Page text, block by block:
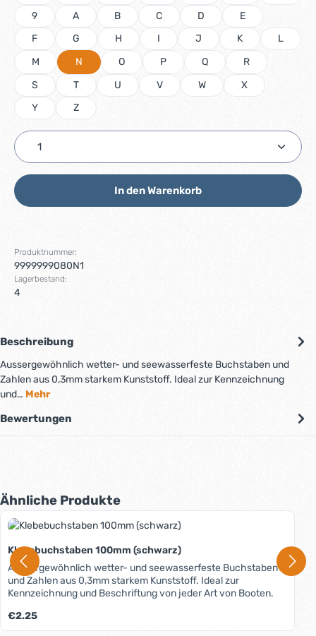
9
A B C D
E
F
G H I J K
L
M
N O P Q
R
S
T U V W
X
Y
Z
Produkt Anzahl: Gib den gewünschten Wert ein
In den Warenkorb
Produktnummer:
9999999080N1
Lagerbestand:
4
Beschreibung
Aussergewöhnlich wetter- und seewasserfeste Buchstaben und
Zahlen aus 0,3mm starkem Kunststoff. Ideal zur Kennzeichnung
und… Mehr
Bewertungen
Produktgalerie überspringen
Ähnliche Produkte
Klebebuchstaben 100mm (schwarz)
Aussergewöhnlich wetter- und seewasserfeste Buchstaben
und Zahlen aus 0,3mm starkem Kunststoff. Ideal zur
Kennzeichnung und Beschriftung von jeder Art von Booten.
Regulärer Preis:
€2.25